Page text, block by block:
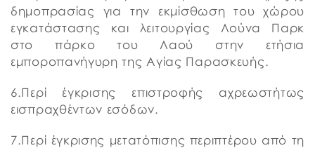
δημοπρασίας για την εκμίσθωση του χώρου
εγκατάστασης και λειτουργίας Λούνα Παρκ
στο πάρκο του Λαού στην ετήσια
εμποροπανήγυρη της Αγίας Παρασκευής.
6.Περί έγκρισης επιστροφής αχρεωστήτως
εισπραχθέντων εσόδων.
7.Περί έγκρισης μετατόπισης περιπτέρου από τη